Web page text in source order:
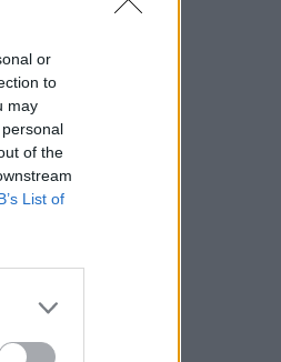
or
to
may
of the
List of